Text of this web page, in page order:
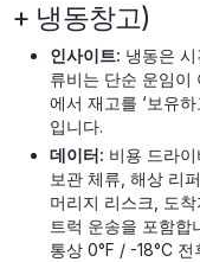
+ 냉동창고)
인사이트: 냉동은
류비는 단순 운임이
에서 재고를 ‘보유
입니다.
데이터: 비용 드라
보관 체류, 해상 리
머리지 리스크, 도
트럭 운송을 포함합
통상 0°F / -18°C